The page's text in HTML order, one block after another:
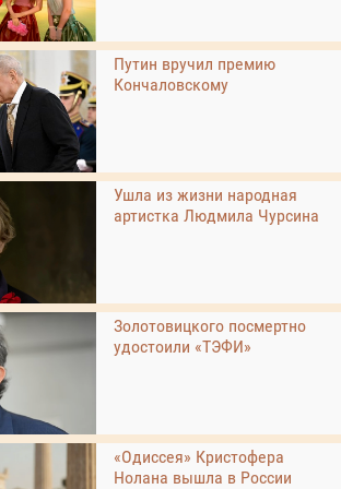
Путин вручил премию
Кончаловскому
Ушла из жизни народная
артистка Людмила Чурсина
Золотовицкого посмертно
удостоили «ТЭФИ»
«Одиссея» Кристофера
Нолана вышла в России